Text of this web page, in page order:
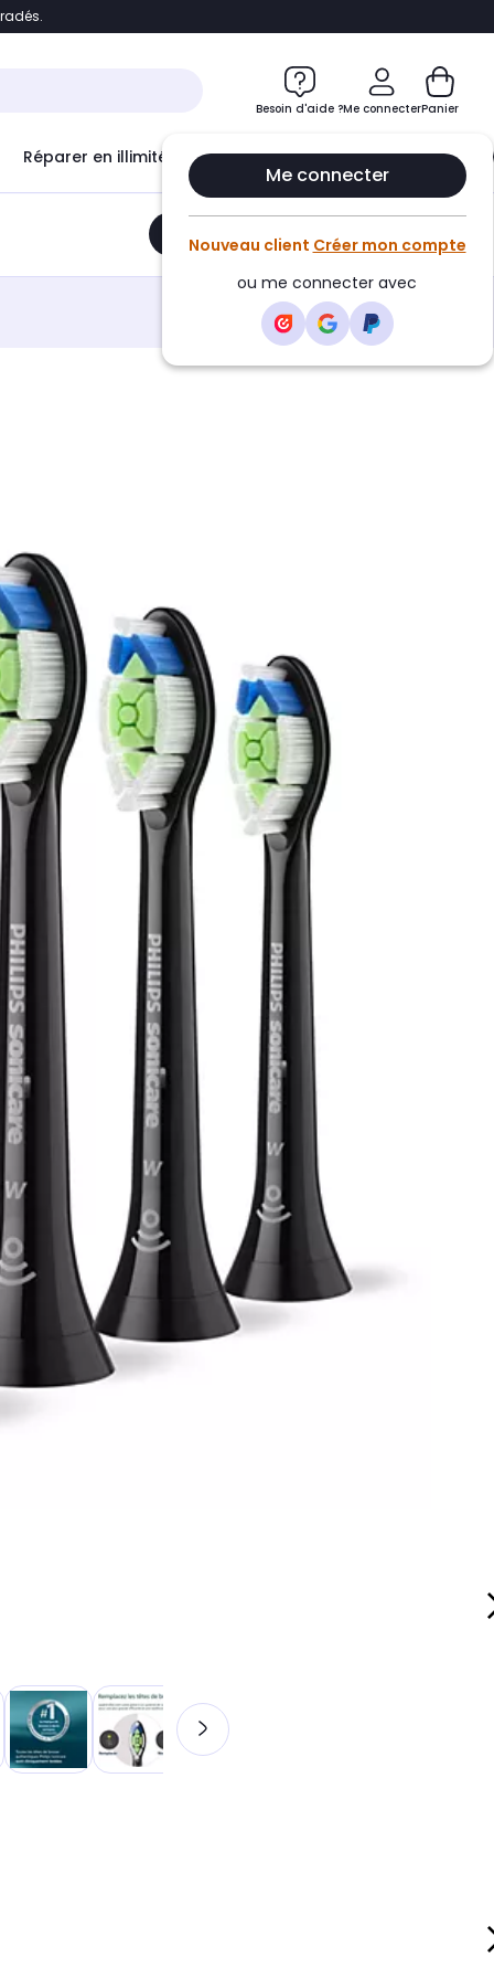
Accéder directement au chatbot
Besoin d'aide ?Me connecter
Me connecter
Nouveau client Créer mon compte
ou me connecter avec
Panier
Réparer en illimité avec Le Club Infinity
Ajouter au panier